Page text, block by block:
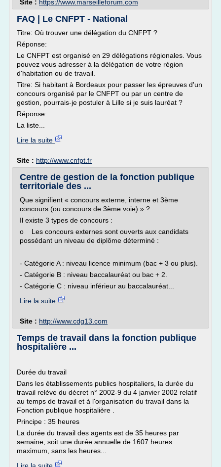
Site : https://www.marseilleforum.com
FAQ | Le CNFPT - National
Titre: Où trouver une délégation du CNFPT ?
Réponse:
Le CNFPT est organisé en 29 délégations régionales. Vous
pouvez vous adresser à la délégation de votre région
d'habitation ou de travail.
Titre: Si habitant à Bordeaux pour passer les épreuves d'un
concours organisé par le CNFPT ou par un centre de
gestion, pourrais-je postuler à Lille si je suis lauréat ?
Réponse:
La liste...
Lire la suite
Site : http://www.cnfpt.fr
Centre de gestion de la fonction publique
territoriale des ...
Que signifient « concours externe, interne et 3ème
concours (ou concours de 3ème voie) » ?
Il existe 3 types de concours :
o Les concours externes sont ouverts aux candidats
possédant un niveau de diplôme déterminé :
- Catégorie A : niveau licence minimum (bac + 3 ou plus).
- Catégorie B : niveau baccalauréat ou bac + 2.
- Catégorie C : niveau inférieur au baccalauréat...
Lire la suite
Site : http://www.cdg13.com
Temps de travail dans la fonction publique
hospitalière ...
Durée du travail
Dans les établissements publics hospitaliers, la durée du
travail relève du décret n° 2002-9 du 4 janvier 2002 relatif
au temps de travail et à l'organisation du travail dans la
Fonction publique hospitalière .
Principe : 35 heures
La durée du travail des agents est de 35 heures par
semaine, soit une durée annuelle de 1607 heures
maximum, sans les heures...